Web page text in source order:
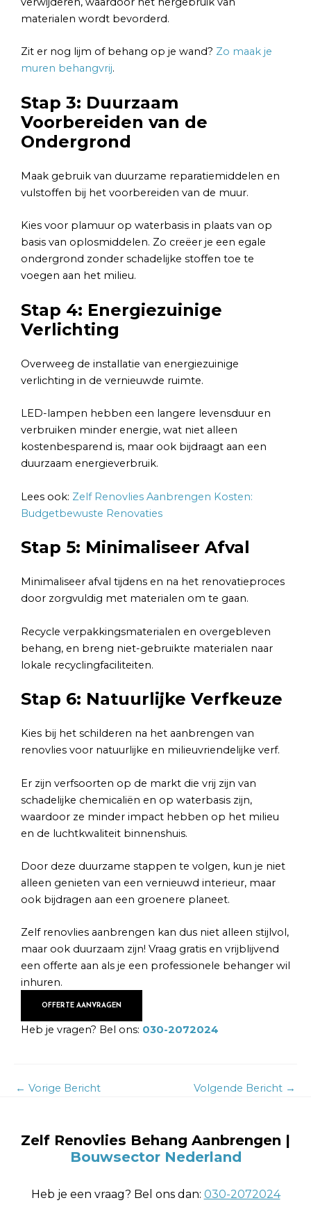
materialen wordt bevorderd.
Zit er nog lijm of behang op je wand? Zo maak je
muren behangvrij.
Stap 3: Duurzaam
Voorbereiden van de
Ondergrond
Maak gebruik van duurzame reparatiemiddelen en
vulstoffen bij het voorbereiden van de muur.
Kies voor plamuur op waterbasis in plaats van op
basis van oplosmiddelen. Zo creëer je een egale
ondergrond zonder schadelijke stoffen toe te
voegen aan het milieu.
Stap 4: Energiezuinige
Verlichting
Overweeg de installatie van energiezuinige
verlichting in de vernieuwde ruimte.
LED-lampen hebben een langere levensduur en
verbruiken minder energie, wat niet alleen
kostenbesparend is, maar ook bijdraagt aan een
duurzaam energieverbruik.
Lees ook: Zelf Renovlies Aanbrengen Kosten:
Budgetbewuste Renovaties
Stap 5: Minimaliseer Afval
Minimaliseer afval tijdens en na het renovatieproces
door zorgvuldig met materialen om te gaan.
Recycle verpakkingsmaterialen en overgebleven
behang, en breng niet-gebruikte materialen naar
lokale recyclingfaciliteiten.
Stap 6: Natuurlijke Verfkeuze
Kies bij het schilderen na het aanbrengen van
renovlies voor natuurlijke en milieuvriendelijke verf.
Er zijn verfsoorten op de markt die vrij zijn van
schadelijke chemicaliën en op waterbasis zijn,
waardoor ze minder impact hebben op het milieu
en de luchtkwaliteit binnenshuis.
Door deze duurzame stappen te volgen, kun je niet
alleen genieten van een vernieuwd interieur, maar
ook bijdragen aan een groenere planeet.
Zelf renovlies aanbrengen kan dus niet alleen stijlvol,
maar ook duurzaam zijn! Vraag gratis en vrijblijvend
een offerte aan als je een professionele behanger wil
inhuren.
OFFERTE AANVRAGEN
Heb je vragen? Bel ons: 030-2072024
← Vorige Bericht Volgende Bericht →
Zelf Renovlies Behang Aanbrengen |
Bouwsector Nederland
Heb je een vraag? Bel ons dan: 030-2072024